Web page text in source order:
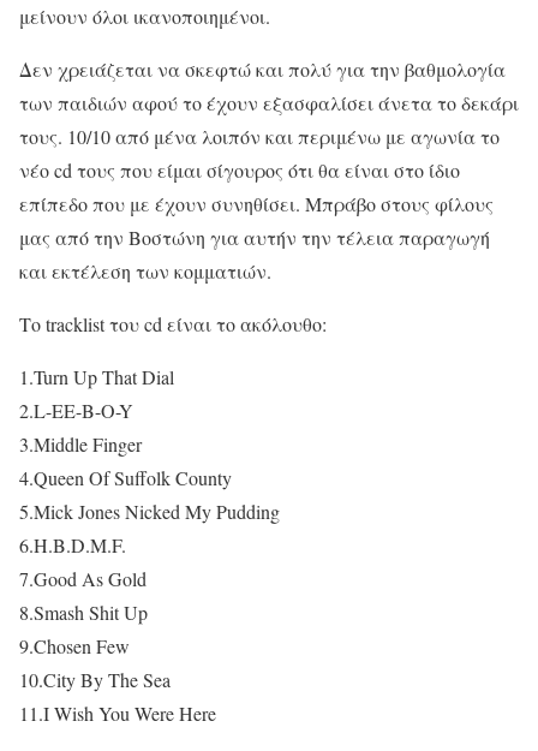
μείνουν όλοι ικανοποιημένοι.
Δεν χρειάζεται να σκεφτώ και πολύ για την βαθμολογία
των παιδιών αφού το έχουν εξασφαλίσει άνετα το δεκάρι
τους. 10/10 από μένα λοιπόν και περιμένω με αγωνία το
νέο cd τους που είμαι σίγουρος ότι θα είναι στο ίδιο
επίπεδο που με έχουν συνηθίσει. Μπράβο στους φίλους
μας από την Βοστώνη για αυτήν την τέλεια παραγωγή
και εκτέλεση των κομματιών.
Το tracklist του cd είναι το ακόλουθο:
1.Turn Up That Dial
2.L-EE-B-O-Y
3.Middle Finger
4.Queen Of Suffolk County
5.Mick Jones Nicked My Pudding
6.H.B.D.M.F.
7.Good As Gold
8.Smash Shit Up
9.Chosen Few
10.City By The Sea
11.I Wish You Were Here